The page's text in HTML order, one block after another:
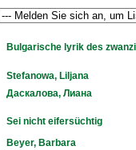
Bulgarische lyrik des
Stefanowa, Liljana
Даскалова, Лиана
Sei nicht eifersüchtig
Beyer, Barbara